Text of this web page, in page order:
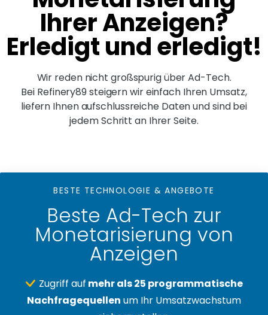
Ihrer Anzeigen?
Erledigt und erledigt!
Wir reden nicht großspurig über Ad-Tech.
Bei Refinery89 steigern wir einfach Ihren Umsatz,
liefern Ihnen aufschlussreiche Daten und sind bei
jedem Schritt an Ihrer Seite.
BESTE TECHNOLOGIE & ANGEBOTE
Beste Ad-Tech zur
Monetarisierung von
Anzeigen
Zugriff auf mehr als 25 programmatische
Nachfragequellen um Ihr Umsatzwachstum